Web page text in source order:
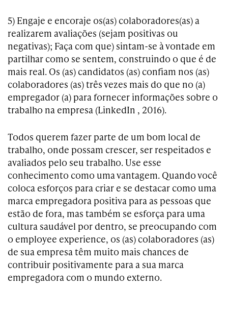
5) Engaje e encoraje os(as) colaboradores(as) a
realizarem avaliações (sejam positivas ou
negativas); Faça com que) sintam-se à vontade em
partilhar como se sentem, construindo o que é de
mais real. Os (as) candidatos (as) confiam nos (as)
colaboradores (as) três vezes mais do que no (a)
empregador (a) para fornecer informações sobre o
trabalho na empresa (LinkedIn , 2016).
Todos querem fazer parte de um bom local de
trabalho, onde possam crescer, ser respeitados e
avaliados pelo seu trabalho. Use esse
conhecimento como uma vantagem. Quando você
coloca esforços para criar e se destacar como uma
marca empregadora positiva para as pessoas que
estão de fora, mas também se esforça para uma
cultura saudável por dentro, se preocupando com
o employee experience, os (as) colaboradores (as)
de sua empresa têm muito mais chances de
contribuir positivamente para a sua marca
empregadora com o mundo externo.